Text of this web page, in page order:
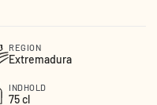
REGION
Extremadura
INDHOLD
75 cl